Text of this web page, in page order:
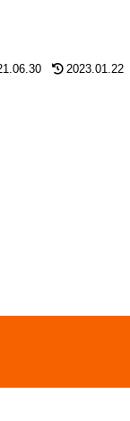
2023.01.22